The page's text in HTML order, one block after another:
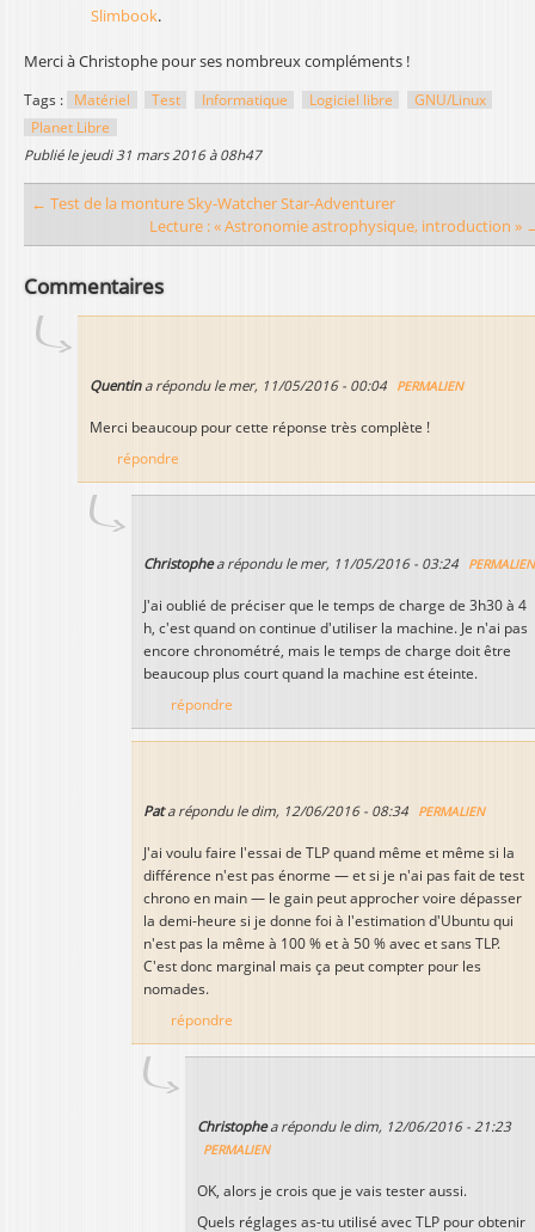
Slimbook.
Merci à Christophe pour ses nombreux compléments !
Tags : Matériel Test Informatique Logiciel libre
GNU/Linux
Planet Libre
publié le jeudi 31 mars 2016 à 08h47
← Test de la monture Sky-Watcher Star-Adventurer
Lecture : « Astronomie astrophysique, introduction »
Commentaires
Quentina répondu le mer, 11/05/2016 - 00:04 PERMALIEN
Merci beaucoup pour cette réponse très complète !
répondre
Christophea répondu le mer, 11/05/2016 - 03:24 PERMALIEN
J'ai oublié de préciser que le temps de charge de 3h30 à 4
h, c'est quand on continue d'utiliser la machine. Je n'ai pas
encore chronométré, mais le temps de charge doit être
beaucoup plus court quand la machine est éteinte.
répondre
Pata répondu le dim, 12/06/2016 - 08:34 PERMALIEN
J'ai voulu faire l'essai de TLP quand même et même si la
différence n'est pas énorme — et si je n'ai pas fait de test
chrono en main — le gain peut approcher voire dépasser
la demi-heure si je donne foi à l'estimation d'Ubuntu qui
n'est pas la même à 100 % et à 50 % avec et sans TLP.
C'est donc marginal mais ça peut compter pour les
nomades.
répondre
Christophea répondu le dim, 12/06/2016 - 21:23
PERMALIEN
OK, alors je crois que je vais tester aussi.
Quels réglages as-tu utilisé avec TLP pour obtenir